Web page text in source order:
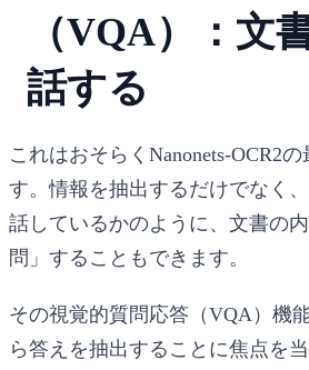
（VQA）：文
話する
これはおそらくNanonets-OCR2
す。情報を抽出するだけでなく
話しているかのように、文書の
問」することもできます。
その視覚的質問応答（VQA）機
ら答えを抽出することに焦点を